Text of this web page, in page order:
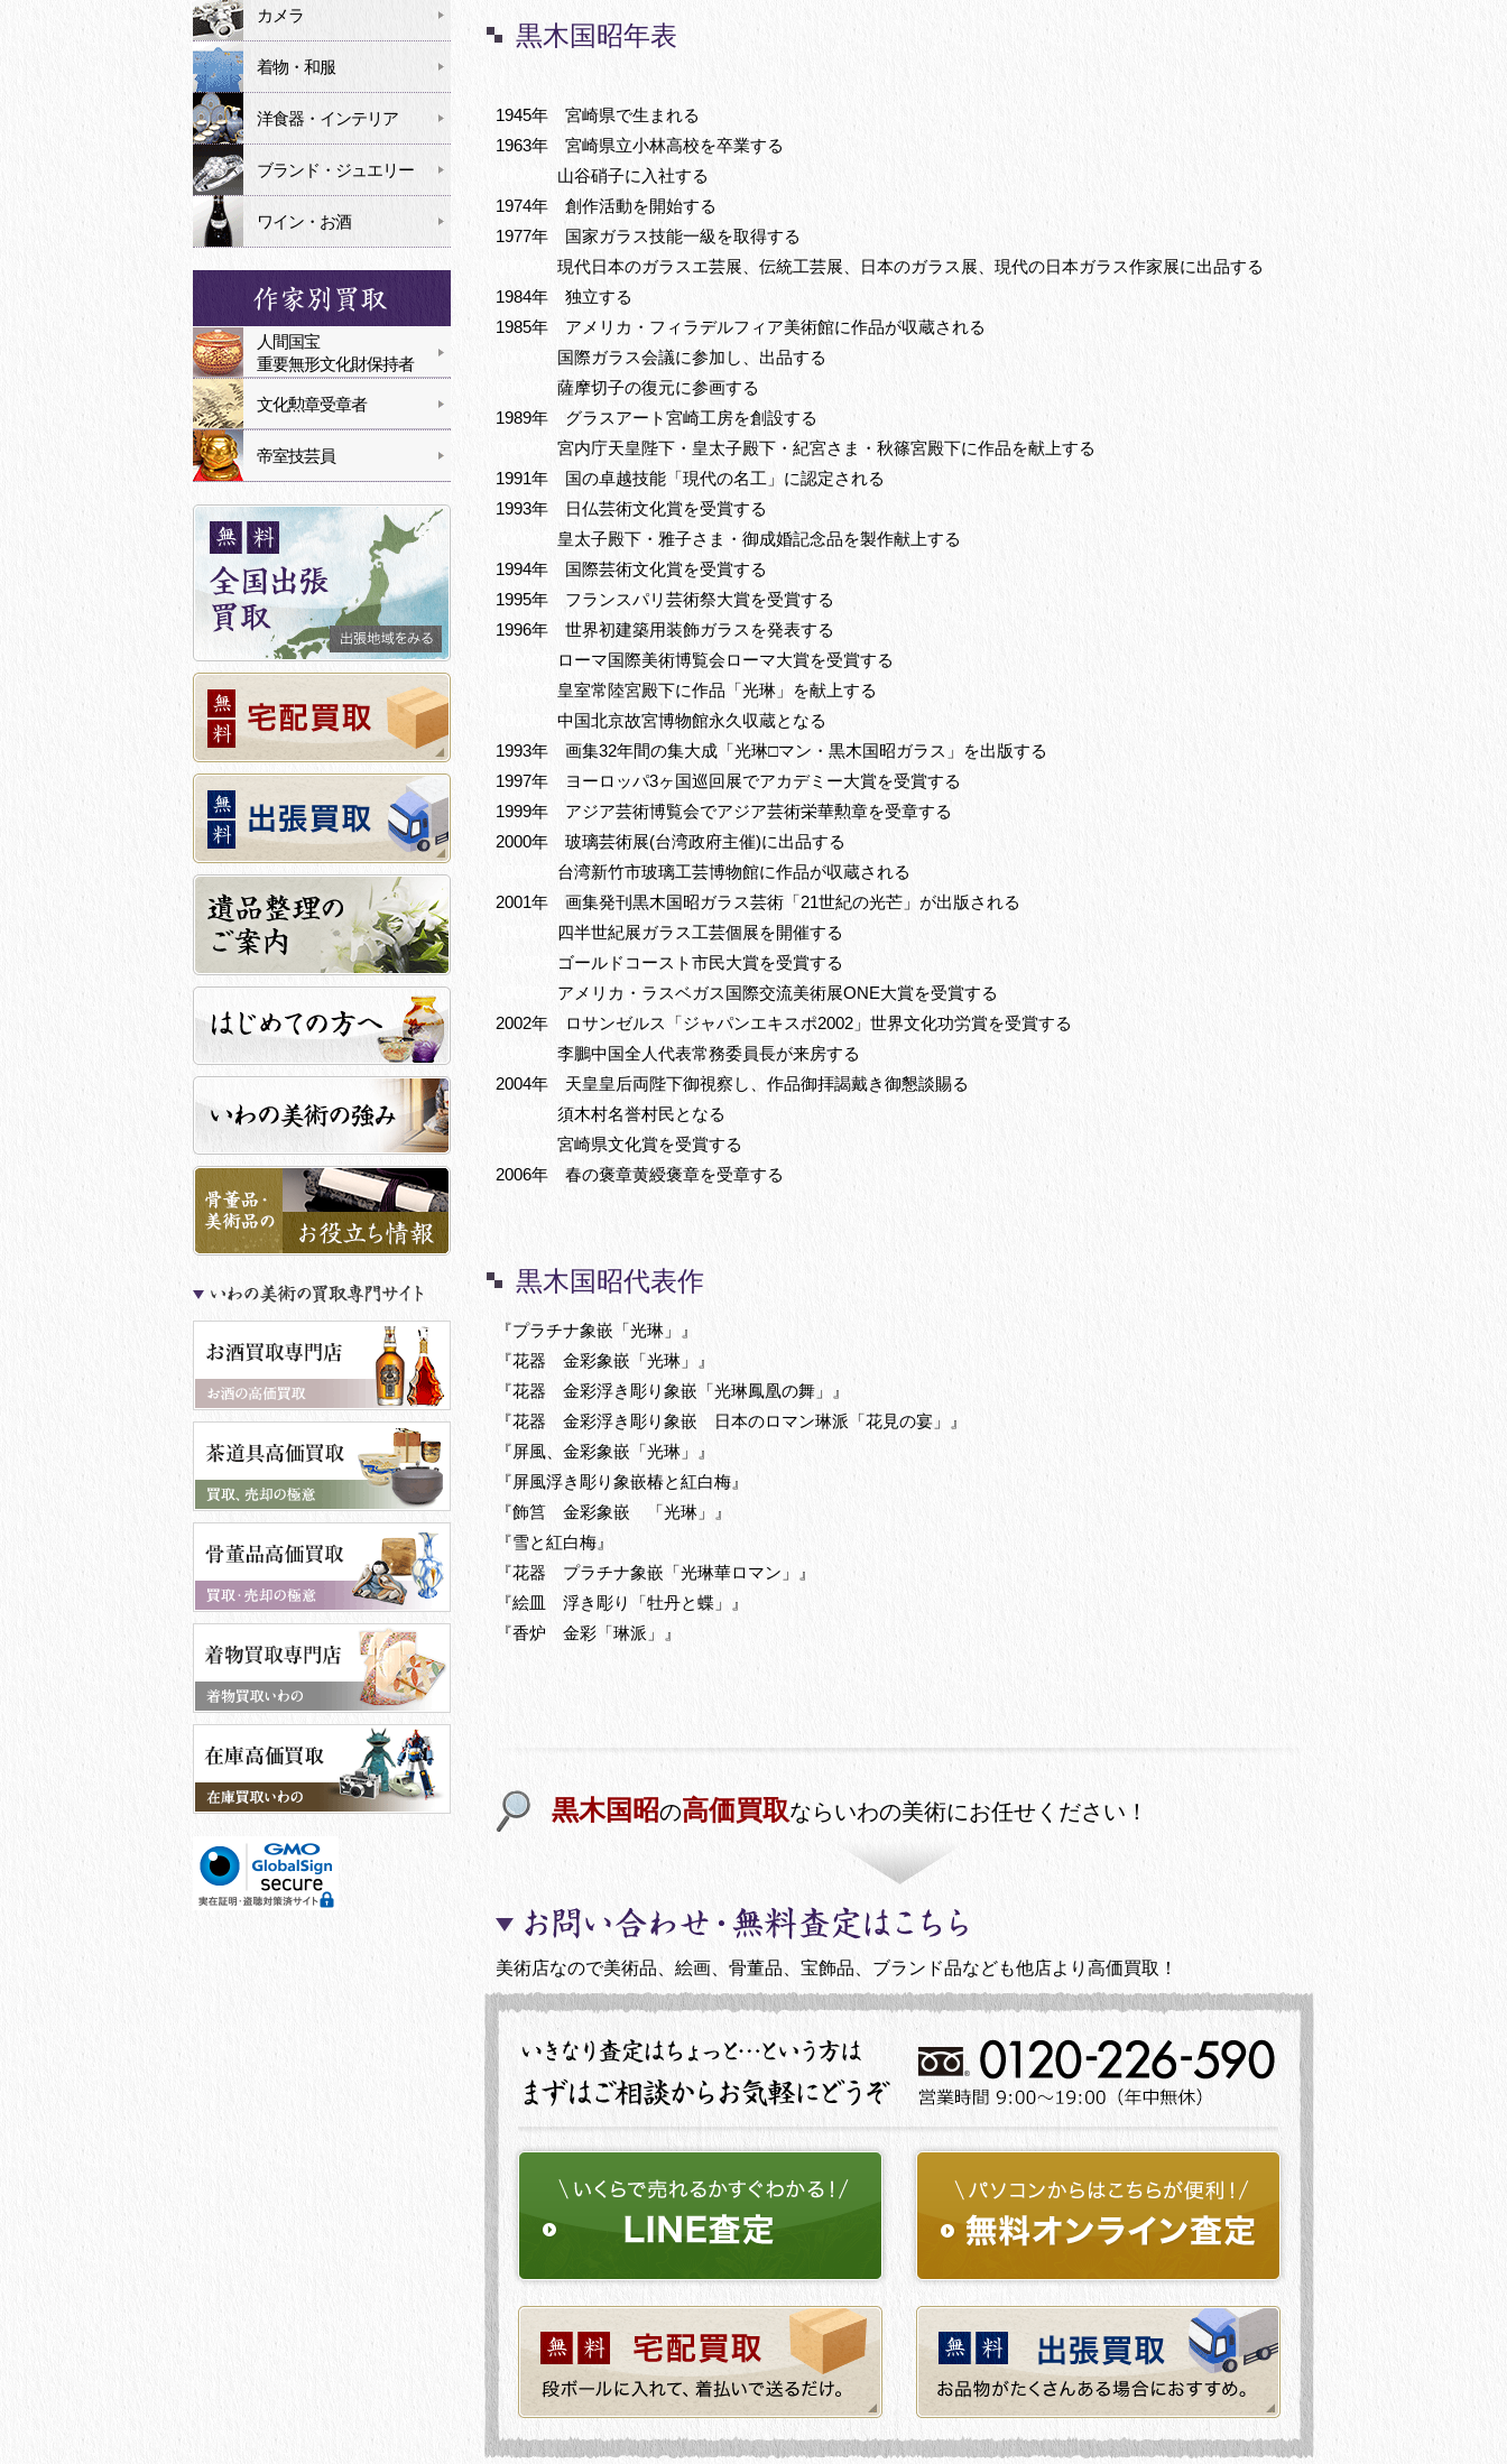
黒木国昭年表
1945年 宮崎県で生まれる
1963年 宮崎県立小林高校を卒業する
山谷硝子に入社する
1974年 創作活動を開始する
1977年 国家ガラス技能一級を取得する
現代日本のガラスエ芸展、伝統工芸展、日本のガラス展、現代の日本ガラス作家展に出品する
1984年 独立する
1985年 アメリカ・フィラデルフィア美術館に作品が収蔵される
国際ガラス会議に参加し、出品する
薩摩切子の復元に参画する
1989年 グラスアート宮崎工房を創設する
宮内庁天皇陛下・皇太子殿下・紀宮さま・秋篠宮殿下に作品を献上する
1991年 国の卓越技能「現代の名工」に認定される
1993年 日仏芸術文化賞を受賞する
皇太子殿下・雅子さま・御成婚記念品を製作献上する
1994年 国際芸術文化賞を受賞する
1995年 フランスパリ芸術祭大賞を受賞する
1996年 世界初建築用装飾ガラスを発表する
ローマ国際美術博覧会ローマ大賞を受賞する
皇室常陸宮殿下に作品「光琳」を献上する
中国北京故宮博物館永久収蔵となる
1993年 画集32年間の集大成「光琳□マン・黒木国昭ガラス」を出版する
1997年 ヨーロッパ3ヶ国巡回展でアカデミー大賞を受賞する
1999年 アジア芸術博覧会でアジア芸術栄華勲章を受章する
2000年 玻璃芸術展(台湾政府主催)に出品する
台湾新竹市玻璃工芸博物館に作品が収蔵される
2001年 画集発刊黒木国昭ガラス芸術「21世紀の光芒」が出版される
四半世紀展ガラス工芸個展を開催する
ゴールドコースト市民大賞を受賞する
アメリカ・ラスベガス国際交流美術展ONE大賞を受賞する
2002年 ロサンゼルス「ジャパンエキスポ2002」世界文化功労賞を受賞する
李鵬中国全人代表常務委員長が来房する
2004年 天皇皇后両陛下御視察し、作品御拝謁戴き御懇談賜る
須木村名誉村民となる
宮崎県文化賞を受賞する
2006年 春の褒章黄綬褒章を受章する
黒木国昭代表作
『プラチナ象嵌「光琳」』
『花器 金彩象嵌「光琳」』
『花器 金彩浮き彫り象嵌「光琳鳳凰の舞」』
『花器 金彩浮き彫り象嵌 日本のロマン琳派「花見の宴」』
『屏風、金彩象嵌「光琳」』
『屏風浮き彫り象嵌椿と紅白梅』
『飾筥 金彩象嵌 「光琳」』
『雪と紅白梅』
『花器 プラチナ象嵌「光琳華ロマン」』
『絵皿 浮き彫り「牡丹と蝶」』
『香炉 金彩「琳派」』
黒木国昭の高価買取ならいわの美術にお任せください！
美術店なので美術品、絵画、骨董品、宝飾品、ブランド品なども他店より高価買取！
カメラ
着物・和服
洋食器・インテリア
ブランド・ジュエリー
ワイン・お酒
人間国宝
重要無形文化財保持者
文化勲章受章者
帝室技芸員